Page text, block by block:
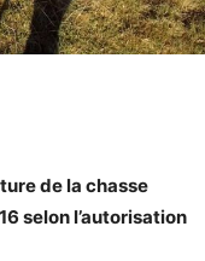
de la chasse
selon l’autorisation